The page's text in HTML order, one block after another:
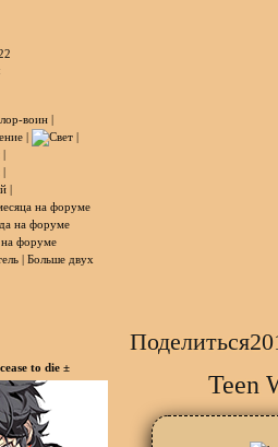
Поделиться
to die ±
Teen